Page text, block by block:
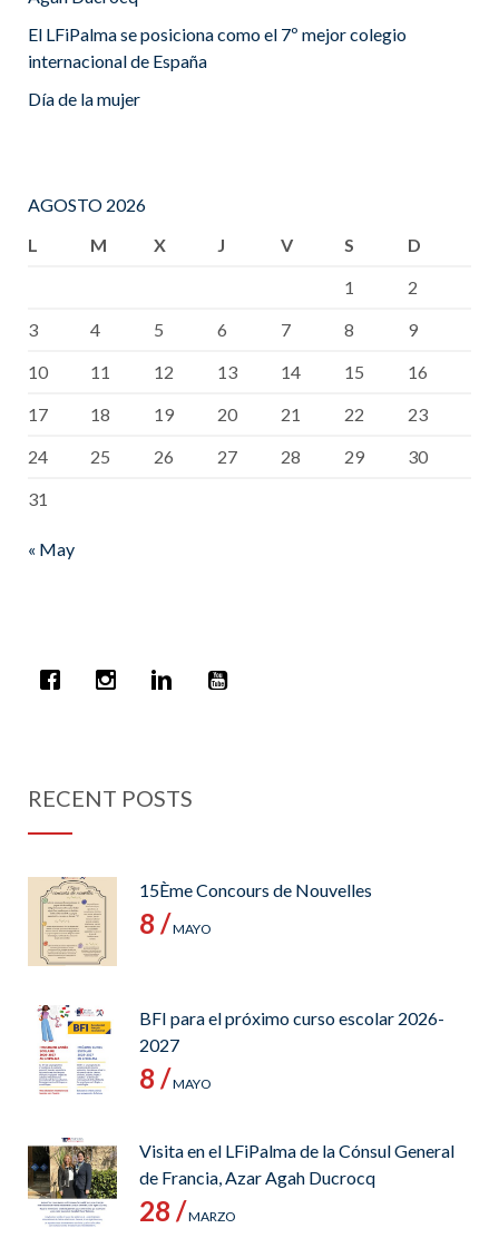
El LFiPalma se posiciona como el 7º mejor colegio
internacional de España
Día de la mujer
AGOSTO 2026
L
M X J V S
D
1
2
3
4 5 6 7 8
9
10
11 12 13 14 15
16
17
18 19 20 21 22
23
24
25 26 27 28 29
30
31
« May
RECENT POSTS
15Ème Concours de Nouvelles
8 /MAYO
BFI para el próximo curso escolar 2026-
2027
8 /MAYO
Visita en el LFiPalma de la Cónsul General
de Francia, Azar Agah Ducrocq
28 /MARZO